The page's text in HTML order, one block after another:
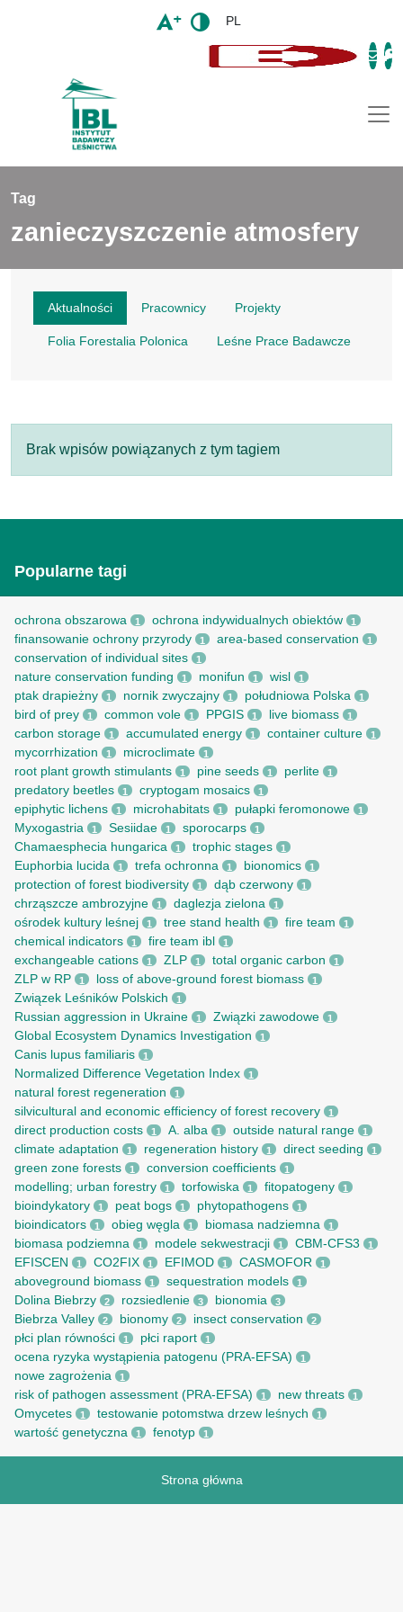
PL
Tag
zanieczyszczenie atmosfery
Aktualności Pracownicy Projekty
Folia Forestalia Polonica Leśne Prace Badawcze
Brak wpisów powiązanych z tym tagiem
Popularne tagi
ochrona obszarowa 1 ochrona indywidualnych obiektów 1
finansowanie ochrony przyrody 1 area-based conservation 1
conservation of individual sites 1
nature conservation funding 1 monifun 1 wisl 1
ptak drapieżny 1 nornik zwyczajny 1 południowa Polska 1
bird of prey 1 common vole 1 PPGIS 1 live biomass 1
carbon storage 1 accumulated energy 1 container culture 1
mycorrhization 1 microclimate 1
root рlant growth stimulants 1 pine seeds 1 perlite 1
predatory beetles 1 cryptogam mosaics 1
epiphytic lichens 1 microhabitats 1 pułapki feromonowe 1
Myxogastria 1 Sesiidae 1 sporocarps 1
Chamaesphecia hungarica 1 trophic stages 1
Euphorbia lucida 1 trefa ochronna 1 bionomics 1
protection of forest biodiversity 1 dąb czerwony 1
chrząszcze ambrozyjne 1 daglezja zielona 1
ośrodek kultury leśnej 1 tree stand health 1 fire team 1
chemical indicators 1 fire team ibl 1
exchangeable cations 1 ZLP 1 total organic carbon 1
ZLP w RP 1 loss of above-ground forest biomass 1
Związek Leśników Polskich 1
Russian aggression in Ukraine 1 Związki zawodowe 1
Global Ecosystem Dynamics Investigation 1
Canis lupus familiaris 1
Normalized Difference Vegetation Index 1
natural forest regeneration 1
silvicultural and economic efficiency of forest recovery 1
direct production costs 1 A. alba 1 outside natural range 1
climate adaptation 1 regeneration history 1 direct seeding 1
green zone forests 1 conversion coefficients 1
modelling; urban forestry 1 torfowiska 1 fitopatogeny 1
bioindykatory 1 peat bogs 1 phytopathogens 1
bioindicators 1 obieg węgla 1 biomasa nadziemna 1
biomasa podziemna 1 modele sekwestracji 1 CBM-CFS3 1
EFISCEN 1 CO2FIX 1 EFIMOD 1 CASMOFOR 1
aboveground biomass 1 sequestration models 1
Dolina Biebrzy 2 rozsiedlenie 3 bionomia 3
Biebrza Valley 2 bionomy 2 insect conservation 2
płci plan równości 1 płci raport 1
ocena ryzyka wystąpienia patogenu (PRA-EFSA) 1
nowe zagrożenia 1
risk of pathogen assessment (PRA-EFSA) 1 new threats 1
Omycetes 1 testowanie potomstwa drzew leśnych 1
wartość genetyczna 1 fenotyp 1
Strona główna